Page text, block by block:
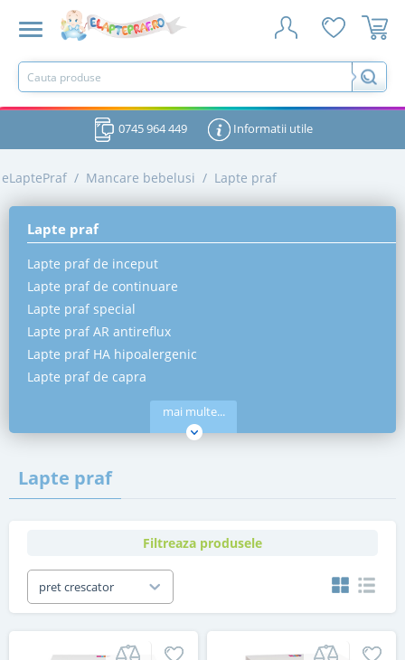
0745 964 449 Informatii utile
eLaptePraf / Mancare bebelusi / Lapte praf
Lapte praf
Lapte praf de inceput
Lapte praf de continuare
Lapte praf special
Lapte praf AR antireflux
Lapte praf HA hipoalergenic
Lapte praf de capra
mai multe...
Lapte praf
Filtreaza produsele
pret crescator